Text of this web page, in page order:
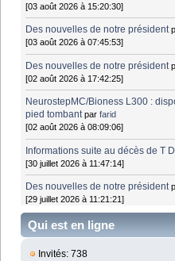
[03 août 2026 à 15:20:30]
Des nouvelles de notre président
[03 août 2026 à 07:45:53]
Des nouvelles de notre président
[02 août 2026 à 17:42:25]
NeurostepMC/Bioness L300 :
pied tombant parfarid
[02 août 2026 à 08:09:06]
Informations suite au décès de T
[30 juillet 2026 à 11:47:14]
Des nouvelles de notre président
[29 juillet 2026 à 11:21:21]
Qui est en ligne
Invités: 738